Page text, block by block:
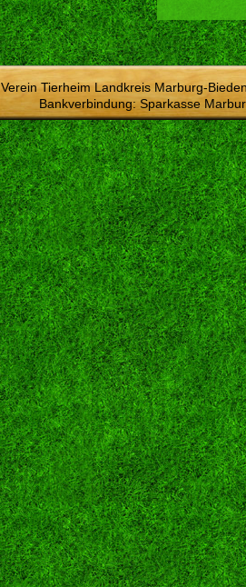
Verein Tierheim Landkreis Marburg-
Bankverbindung: Sparkasse